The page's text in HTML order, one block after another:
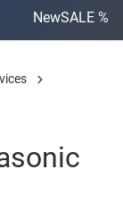
NewSALE %